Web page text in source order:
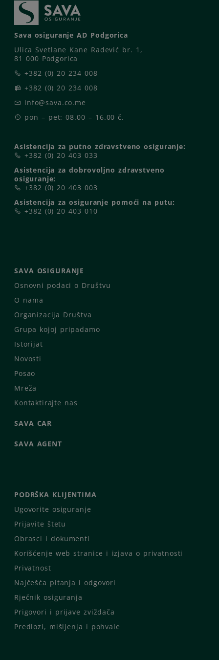
Sava osiguranje AD Podgorica
Ulica Svetlane Kane Radević br. 1,
81 000 Podgorica
+382 (0) 20 234 008
+382 (0) 20 234 008
info@sava.co.me
pon – pet: 08.00 – 16.00 č.
Asistencija za putno zdravstveno osiguranje:
+382 (0) 20 403 033
Asistencija za dobrovoljno zdravstveno
osiguranje:
+382 (0) 20 403 003
Asistencija za osiguranje pomoći na putu:
+382 (0) 20 403 010
SAVA OSIGURANJE
Osnovni podaci o Društvu
O nama
Organizacija Društva
Grupa kojoj pripadamo
Istorijat
Novosti
Posao
Mreža
Kontaktirajte nas
SAVA CAR
SAVA AGENT
PODRŠKA KLIJENTIMA
Ugovorite osiguranje
Prijavite štetu
Obrasci i dokumenti
Korišćenje web stranice i izjava o privatnosti
Privatnost
Najčešća pitanja i odgovori
Rječnik osiguranja
Prigovori i prijave zviždača
Predlozi, mišljenja i pohvale